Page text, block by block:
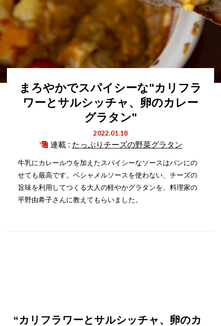
まろやかでスパイシーな"カリフラ
ワーとサルシッチャ、卵のカレー
グラタン"
2022.01.18
連載 : たっぷりチーズの野菜グラタン
牛乳にカレールウを加えたスパイシーなソースはパンにの
せても最高です。ベシャメルソースを使わない、チーズの
旨味を利用してつくる大人の軽やかグラタンを、料理家の
平野由希子さんに教えてもらいました。
“カリフラワーとサルシッチャ、卵のカ